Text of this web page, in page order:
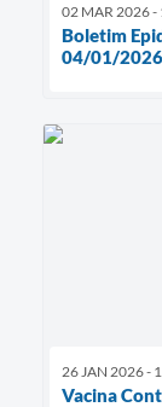
02 MAR 2026 -
Boletim
04/01/
26 JAN 2026 -
Vacina